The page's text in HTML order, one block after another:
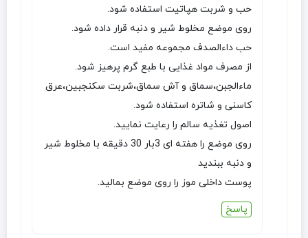
حب و شربت هپاتیت استفاده شود.
روی موضع مخلوط شیر و دنبه قرار داده شود.
حب داءالصدف مجموعه مفید است.
از مصرف مواد غذایی با طبع گرم پرهیز شود.
ماءالجبن،سماق و آش سماق،شربت سکنجبین،عرق
کاسنی و شاتره استفاده شود.
اصول تغذیه سالم را رعایت نمایید.
روی موضع را هفته ای 3بار 30 دقیقه با مخلوط شیر
و دنبه ببندید
پوست داخلی موز را روی موضع بمالید.
پاسخ